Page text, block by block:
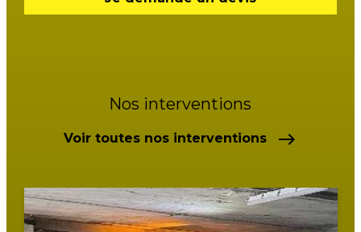
Nos interventions
Voir toutes nos interventions east